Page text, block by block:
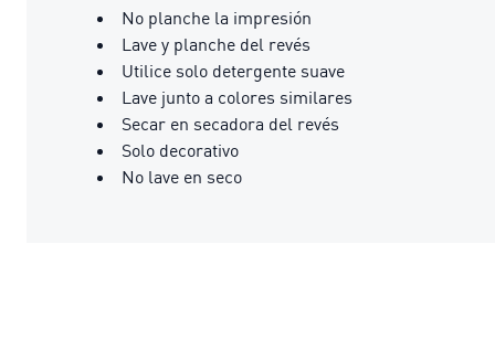
No planche la impresión
Lave y planche del revés
Utilice solo detergente suave
Lave junto a colores similares
Secar en secadora del revés
Solo decorativo
No lave en seco